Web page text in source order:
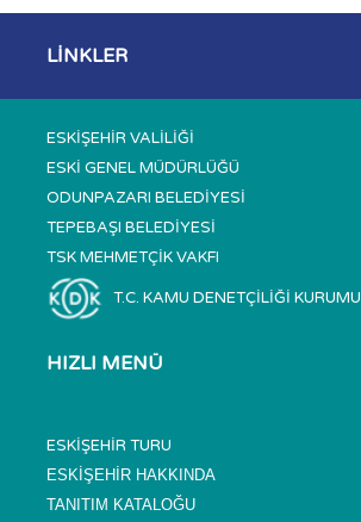
LİNKLER
ESKİŞEHİR VALİLİĞİ
ESKİ GENEL MÜDÜRLÜĞÜ
ODUNPAZARI BELEDİYESİ
TEPEBAŞI BELEDİYESİ
TSK MEHMETÇİK VAKFI
T.C. KAMU DENETÇİLİĞİ KURUMU
HIZLI MENÜ
ESKİŞEHİR TURU
ESKİŞEHİR HAKKINDA
TANITIM KATALOĞU